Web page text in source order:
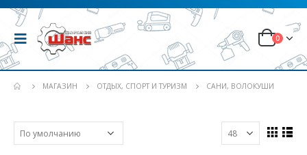
0
МАГАЗИН ОТДЫХ, СПОРТ И ТУРИЗМ САНИ, ВОЛОКУШИ